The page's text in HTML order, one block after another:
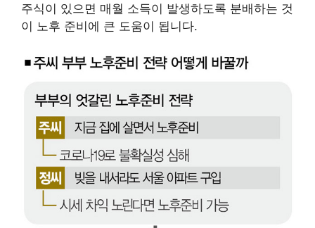
주식이 있으면 매월 소득이 발생하도록 분배하는 것
이 노후 준비에 큰 도움이 됩니다.